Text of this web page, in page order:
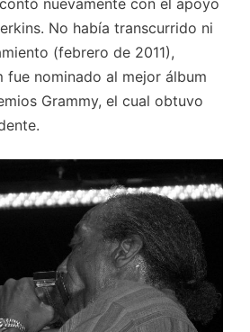
No había transcurrido ni
(febrero de 2011),
fue nominado al mejor álbum
Grammy, el cual obtuvo